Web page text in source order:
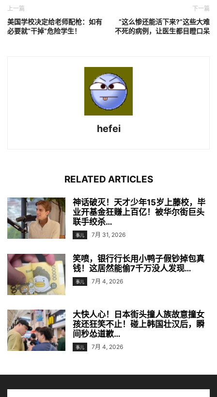
上一篇
美国学校决定给老师配枪：如有
必要就“干掉”危险学生！
下一篇
“这么惨还能活下来?”这些大难
不死的病例，让医生都目瞪口呆
hefei
RELATED ARTICLES
神话破灭！天才少年15岁上藤校，毕
业开基金狂赚上百亿！被华尔街巨头
联手绞杀…
事儿 7月 31, 2026
笑喷，银行行长用小鸭子假钞掉包真
钱！这居然能偷7千万没人发现…
事儿 7月 4, 2026
大快人心！日本街头撞人族故意撞女
孩还狂笑不止！碰上韩国壮汉后，瞬
间秒怂道歉…
事儿 7月 4, 2026